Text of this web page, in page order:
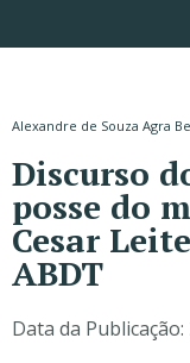
Alexandre de Souza Agra
Discurso
posse do
Cesar
ABDT
Data da Publicação: